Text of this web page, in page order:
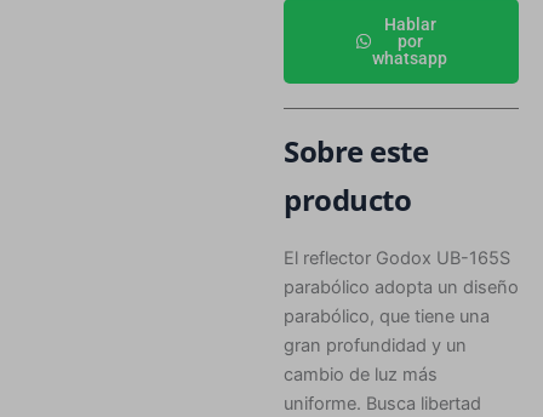
Hablar
por
whatsapp
Sobre este
producto
El reflector Godox UB-165S
parabólico adopta un diseño
parabólico, que tiene una
gran profundidad y un
cambio de luz más
uniforme. Busca libertad